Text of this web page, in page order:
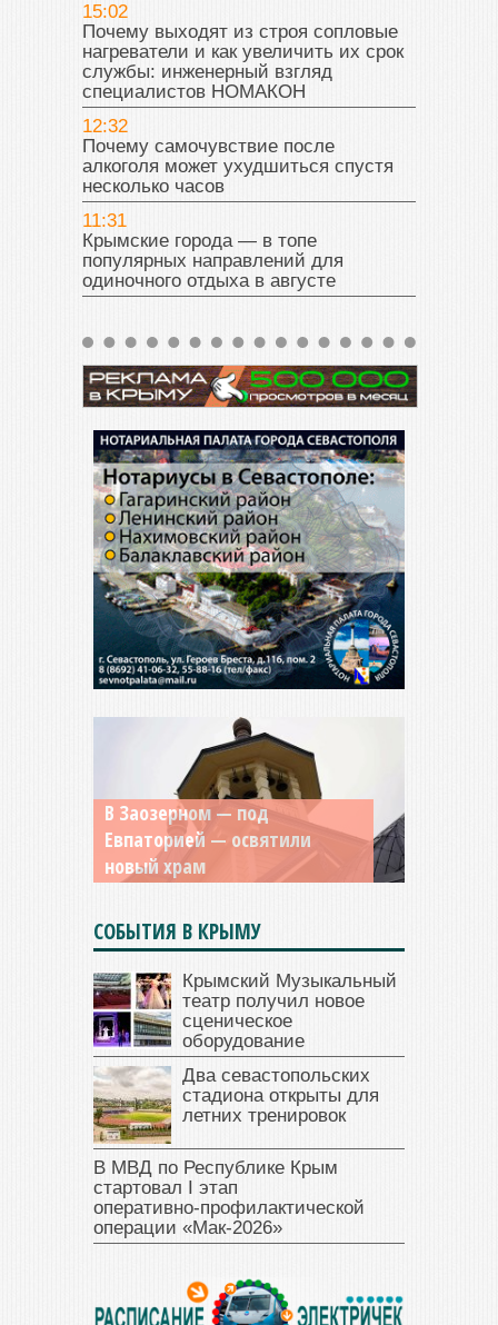
15:02
Почему выходят из строя сопловые
нагреватели и как увеличить их срок
службы: инженерный взгляд
специалистов НОМАКОН
12:32
Почему самочувствие после
алкоголя может ухудшиться спустя
несколько часов
11:31
Крымские города — в топе
популярных направлений для
одиночного отдыха в августе
Мужской монастырь Косьмы
и Дамиана в Крыму вновь
открыт для посещения
СОБЫТИЯ В КРЫМУ
Крымский Музыкальный
театр получил новое
сценическое
оборудование
Два севастопольских
стадиона открыты для
летних тренировок
В МВД по Республике Крым
стартовал I этап
оперативно‑профилактической
операции «Мак‑2026»